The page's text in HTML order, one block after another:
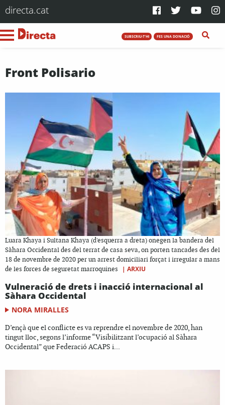
directa.cat
SUBSCRIU-T'HI FES UNA DONACIÓ
Front Polisario
Luara Khaya i Sultana Khaya (d'esquerra a dreta) onegen la bandera del
Sàhara Occidental des del terrat de casa seva, on porten tancades des del
18 de novembre de 2020 per un arrest domiciliari forçat i irregular a mans
de les forces de seguretat marroquines
| ARXIU
Vulneració de drets i inacció internacional al
Sàhara Occidental
NORA MIRALLES
D’ençà que el conflicte es va reprendre el novembre de 2020, han
tingut lloc, segons l’informe “Visibilitzant l’ocupació al Sàhara
Occidental” que Federació ACAPS i...